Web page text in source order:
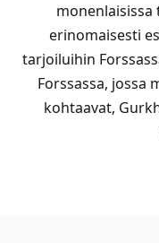
monenlaisissa
erinomaisesti
tarjoiluihin
Forssassa, jossa
kohtaavat,